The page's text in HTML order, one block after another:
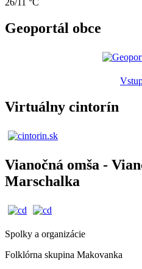
26/11 °C
Geoportál obce
Virtuálny cintorín
Vianočná omša -
Marschalka
Spolky a organizácie
Folklórna skupina Makovanka